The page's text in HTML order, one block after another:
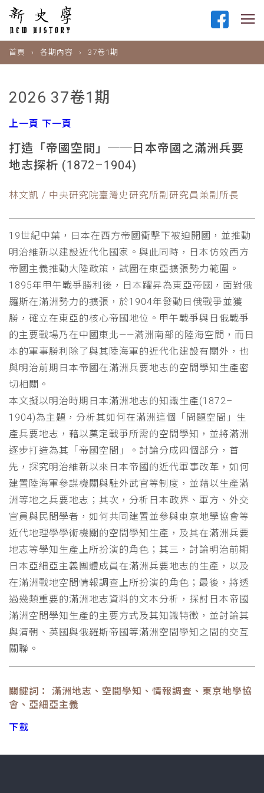
首頁 各期內容 37卷1期
2026 37卷1期
上一頁 下一頁
打造「帝國空間」──日本帝國之滿洲兵要
地志探析 (1872–1904)
林文凱 / 中央研究院臺灣史研究所副研究員兼副所長
19世紀中葉，日本在西方帝國衝擊下被迫開國，並推動
明治維新以建設近代化國家。與此同時，日本仿效西方
帝國主義推動大陸政策，試圖在東亞擴張勢力範圍。
1895年甲午戰爭勝利後，日本躍昇為東亞帝國，面對俄
羅斯在滿洲勢力的擴張，於1904年發動日俄戰爭並獲
勝，確立在東亞的核心帝國地位。甲午戰爭與日俄戰爭
的主要戰場乃在中國東北——滿洲南部的陸海空間，而日
本的軍事勝利除了與其陸海軍的近代化建設有關外，也
與明治前期日本帝國在滿洲兵要地志的空間學知生產密
切相關。
本文擬以明治時期日本滿洲地志的知識生產(1872–
1904)為主題，分析其如何在滿洲這個「問題空間」生
產兵要地志，藉以奠定戰爭所需的空間學知，並將滿洲
逐步打造為其「帝國空間」。討論分成四個部分，首
先，探究明治維新以來日本帝國的近代軍事改革，如何
建置陸海軍參謀機關與駐外武官等制度，並藉以生產滿
洲等地之兵要地志；其次，分析日本政界、軍方、外交
官員與民間學者，如何共同建置並參與東京地學協會等
近代地理學學術機關的空間學知生產，及其在滿洲兵要
地志等學知生產上所扮演的角色；其三，討論明治前期
日本亞細亞主義團體成員在滿洲兵要地志的生產，以及
在滿洲戰地空間情報調查上所扮演的角色；最後，將透
過幾類重要的滿洲地志資料的文本分析，探討日本帝國
滿洲空間學知生產的主要方式及其知識特徵，並討論其
與清朝、英國與俄羅斯帝國等滿洲空間學知之間的交互
關聯。
關鍵詞： 滿洲地志、空間學知、情報調查、東京地學協
會、亞細亞主義
下載